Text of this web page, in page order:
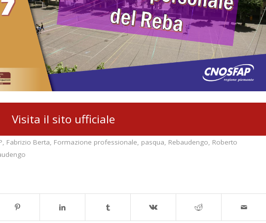
Visita il sito ufficiale
, Fabrizio Berta, Formazione professionale, pasqua, Rebaudengo, Roberto